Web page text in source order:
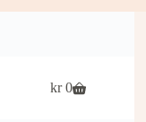
Handlekurv
kr0